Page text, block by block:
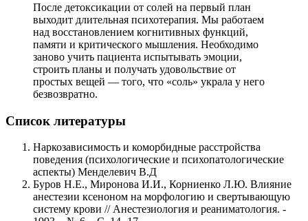
После детоксикации от солей на первый план
выходит длительная психотерапия. Мы работаем
над восстановлением когнитивных функций,
памяти и критического мышления. Необходимо
заново учить пациента испытывать эмоции,
строить планы и получать удовольствие от
простых вещей — того, что «соль» украла у него
безвозвратно.
Список литературы
Наркозависимость и коморбидные расстройства
поведения (психологические и психопатологические
аспекты) Менделевич В.Д
Буров Н.Е., Миронова И.И., Корниенко Л.Ю. Влияние
анестезии ксеноном на морфологию и свертывающую
систему крови // Анестезиология и реаниматология. -